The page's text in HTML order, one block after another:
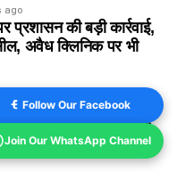
ago
प्रशासन की बड़ी कार्रवाई,
अवैध क्लिनिक पर भी
सरकार खोलेगी भर्ती का
ढाई हजार से ज्यादा पदों
Follow Our Facebook
Join Our WhatsApp Channel